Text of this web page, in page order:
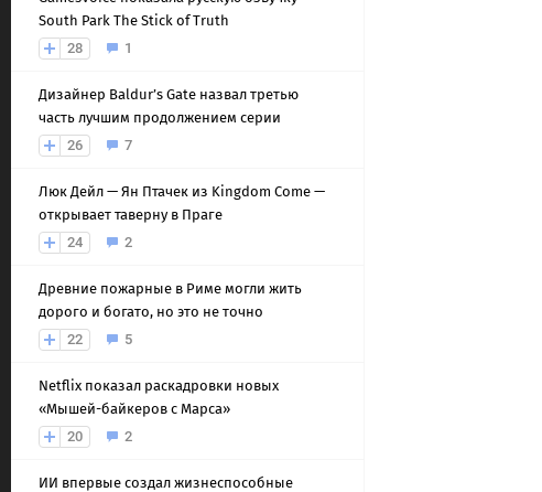
South Park The Stick of Truth
28
1
Дизайнер Baldur’s Gate назвал третью
часть лучшим продолжением серии
26
7
Люк Дейл — Ян Птачек из Kingdom Come —
открывает таверну в Праге
24
2
Древние пожарные в Риме могли жить
дорого и богато, но это не точно
22
5
Netflix показал раскадровки новых
«Мышей-байкеров с Марса»
20
2
ИИ впервые создал жизнеспособные